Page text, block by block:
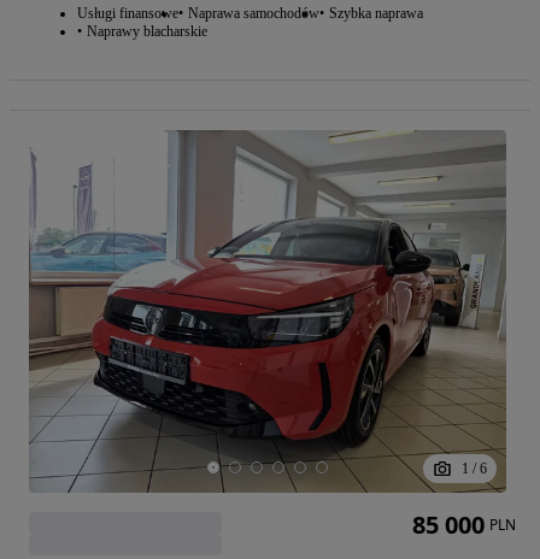
Usługi finansowe Naprawa samochodów Szybka naprawa
Naprawy blacharskie
1 / 6
85 000 PLN